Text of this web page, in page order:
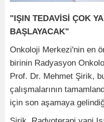
"IŞIN TEDAVİSİ ÇOK
BAŞLAYACAK"
Onkoloji Merkezi'nin en
birinin Radyasyon
Prof. Dr. Mehmet Şirik,
çalışmalarının
için son aşamaya